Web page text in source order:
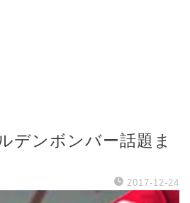
デンボンバー話題ま
2017-12-24